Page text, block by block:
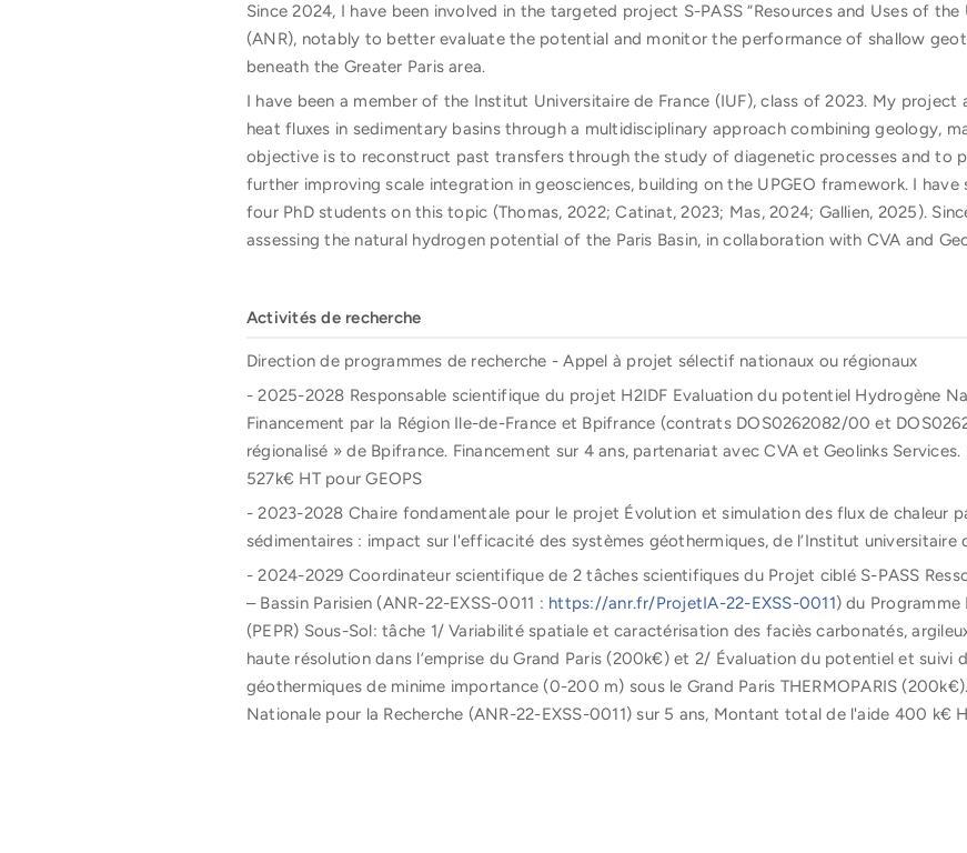
Since 2024, I have been involved in the targeted project S-PASS “Resources and Uses of the
(ANR), notably to better evaluate the potential and monitor the performance of shallow
beneath the Greater Paris area.
I have been a member of the Institut Universitaire de France (IUF), class of 2023. My
heat fluxes in sedimentary basins through a multidisciplinary approach combining geology,
objective is to reconstruct past transfers through the study of diagenetic processes and to
further improving scale integration in geosciences, building on the UPGEO framework. I
four PhD students on this topic (Thomas, 2022; Catinat, 2023; Mas, 2024; Gallien, 2025).
assessing the natural hydrogen potential of the Paris Basin, in collaboration with CVA and
Activités de recherche
Direction de programmes de recherche - Appel à projet sélectif nationaux ou régionaux
- 2025-2028 Responsable scientifique du projet H2IDF Evaluation du potentiel Hydrogène
Financement par la Région Ile-de-France et Bpifrance (contrats DOS0262082/00 et
régionalisé » de Bpifrance. Financement sur 4 ans, partenariat avec CVA et Geolinks
527k€ HT pour GEOPS
- 2023-2028 Chaire fondamentale pour le projet Évolution et simulation des flux de chaleur
sédimentaires : impact sur l'efficacité des systèmes géothermiques, de l’Institut universitaire
- 2024-2029 Coordinateur scientifique de 2 tâches scientifiques du Projet ciblé S-PASS
– Bassin Parisien (ANR-22-EXSS-0011 : https://anr.fr/ProjetIA-22-EXSS-0011) du Programme
(PEPR) Sous-Sol: tâche 1/ Variabilité spatiale et caractérisation des faciès carbonatés,
haute résolution dans l’emprise du Grand Paris (200k€) et 2/ Évaluation du potentiel et suivi
géothermiques de minime importance (0-200 m) sous le Grand Paris THERMOPARIS
Nationale pour la Recherche (ANR-22-EXSS-0011) sur 5 ans, Montant total de l'aide 400 k€